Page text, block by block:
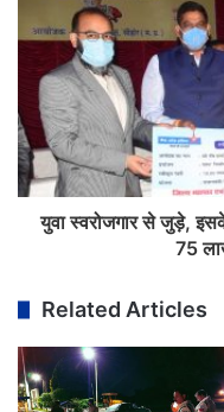
युवा स्वरोजगार से जुड़े,
75
Related Articles